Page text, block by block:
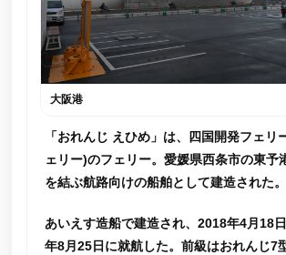
大阪港
「おれんじ えひめ」は、四国開発フェリ
ェリー)のフェリー。愛媛県西条市の東予
を結ぶ航路向けの船舶として建造された。
あいえす造船で建造され、2018年4月18
年8月25日に就航した。前級はおれんじ7